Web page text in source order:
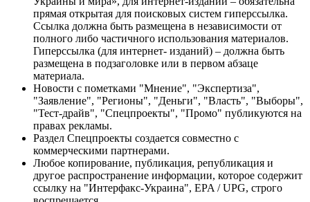
прямая открытая для поисковых систем гиперссылка.
Ссылка должна быть размещена в независимости от
полного либо частичного использования материалов.
Гиперссылка (для интернет- изданий) – должна быть
размещена в подзаголовке или в первом абзаце
материала.
Новости с пометками "Мнение", "Экспертиза",
"Заявление", "Регионы", "Деньги", "Власть", "Выборы",
"Тест-драйв", "Спецпроекты", "Промо" публикуются на
правах рекламы.
Раздел Спецпроекты создается совместно с
коммерческими партнерами.
Любое копирование, публикация, републикация и
другое распространение информации, которое содержит
ссылку на "Интерфакс-Украина", EPA / UPG, строго